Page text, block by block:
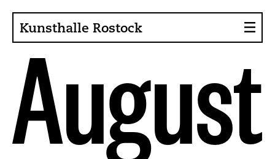
Kunsthalle Rostock
About the Art Hall
Collection
Contact persons
Sponsors, Projects
August